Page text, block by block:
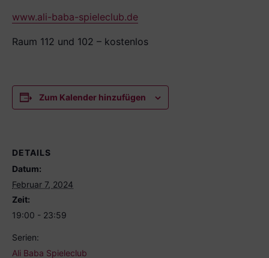
www.ali-baba-spieleclub.de
Raum 112 und 102 – kostenlos
Zum Kalender hinzufügen
DETAILS
Datum:
Februar 7, 2024
Zeit:
19:00 - 23:59
Serien:
Ali Baba Spieleclub